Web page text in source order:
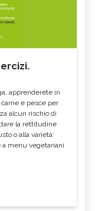
apprenderete in
e pesce per
alcun rischio di
la rettitudine
o alla varietà:
menu vegetariani